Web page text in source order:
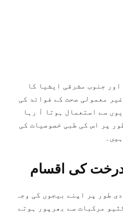
جنوب مشرقی ایشیا کا
معمولی صحت کے فوائد کی
سے استعمال ہوتا آ رہا
پر اس کی طبی خصوصیات کی
کی اقسام
طور پر اپنے بیجوں کی وجہ
مرکبات سے بھرپور ہوتے